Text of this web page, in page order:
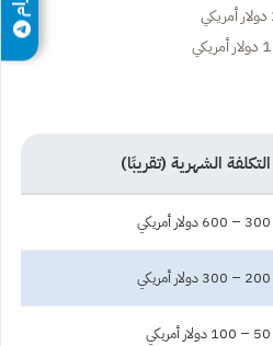
التكلفة الشهرية (تقريبًا)
300 – 600 دولار أمريكي
200 – 300 دولار أمريكي
50 – 100 دولار أمريكي